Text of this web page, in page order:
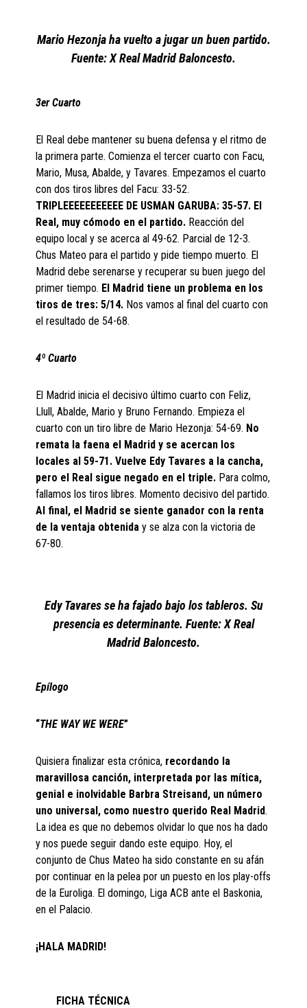
Mario Hezonja ha vuelto a jugar un buen partido.
Fuente: X Real Madrid Baloncesto.
3er Cuarto
El Real debe mantener su buena defensa y el ritmo de
la primera parte. Comienza el tercer cuarto con Facu,
Mario, Musa, Abalde, y Tavares. Empezamos el cuarto
con dos tiros libres del Facu: 33-52.
TRIPLEEEEEEEEEEE DE USMAN GARUBA: 35-57. El
Real, muy cómodo en el partido. Reacción del
equipo local y se acerca al 49-62. Parcial de 12-3.
Chus Mateo para el partido y pide tiempo muerto. El
Madrid debe serenarse y recuperar su buen juego del
primer tiempo. El Madrid tiene un problema en los
tiros de tres: 5/14. Nos vamos al final del cuarto con
el resultado de 54-68.
4º Cuarto
El Madrid inicia el decisivo último cuarto con Feliz,
Llull, Abalde, Mario y Bruno Fernando. Empieza el
cuarto con un tiro libre de Mario Hezonja: 54-69. No
remata la faena el Madrid y se acercan los
locales al 59-71. Vuelve Edy Tavares a la cancha,
pero el Real sigue negado en el triple. Para colmo,
fallamos los tiros libres. Momento decisivo del partido.
Al final, el Madrid se siente ganador con la renta
de la ventaja obtenida y se alza con la victoria de
67-80.
Edy Tavares se ha fajado bajo los tableros. Su
presencia es determinante. Fuente: X Real
Madrid Baloncesto.
Epílogo
“THE WAY WE WERE”
Quisiera finalizar esta crónica, recordando la
maravillosa canción, interpretada por las mítica,
genial e inolvidable Barbra Streisand, un número
uno universal, como nuestro querido Real Madrid.
La idea es que no debemos olvidar lo que nos ha dado
y nos puede seguir dando este equipo. Hoy, el
conjunto de Chus Mateo ha sido constante en su afán
por continuar en la pelea por un puesto en los play-offs
de la Euroliga. El domingo, Liga ACB ante el Baskonia,
en el Palacio.
¡HALA MADRID!
FICHA TÉCNICA